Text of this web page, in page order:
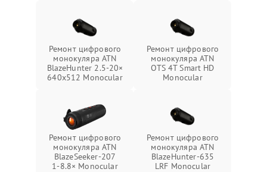
Ремонт цифрового
монокуляра ATN
BlazeHunter 2.5‑20×
640x512 Monocular
Ремонт цифрового
монокуляра ATN
OTS 4T Smart HD
Monocular
Ремонт цифрового
монокуляра ATN
BlazeSeeker‑207
1‑8.8× Monocular
Ремонт цифрового
монокуляра ATN
BlazeHunter‑635
LRF Monocular